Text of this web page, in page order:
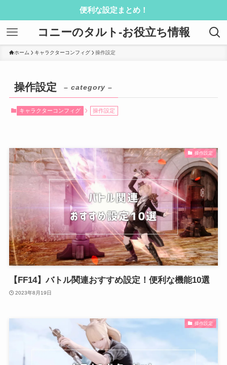
便利な設定まとめ！
コニーのタルト-お役立ち情報
ホーム キャラクターコンフィグ 操作設定
操作設定 – category –
キャラクターコンフィグ 操作設定
操作設定
【FF14】バトル関連おすすめ設定！便利な機能10選
2023年8月19日
操作設定